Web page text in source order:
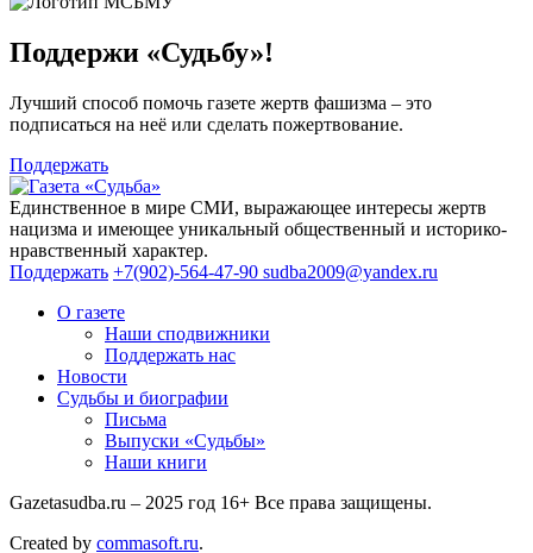
Поддержи «Судьбу»!
Лучший способ помочь газете жертв фашизма – это
подписаться на неё или сделать пожертвование.
Поддержать
Единственное в мире СМИ, выражающее интересы жертв
нацизма и имеющее уникальный общественный и историко-
нравственный характер.
Поддержать +7(902)-564-47-90 sudba2009@yandex.ru
О газете
Наши сподвижники
Поддержать нас
Новости
Судьбы и биографии
Письма
Выпуски «Судьбы»
Наши книги
Gazetasudba.ru – 2025 год 16+ Все права защищены.
Created by commasoft.ru.